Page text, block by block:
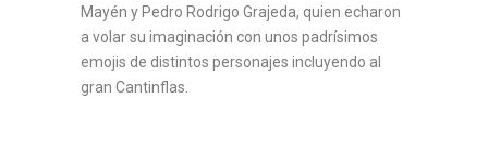
Mayén y Pedro Rodrigo Grajeda, quien echaron
a volar su imaginación con unos padrísimos
emojis de distintos personajes incluyendo al
gran Cantinflas.